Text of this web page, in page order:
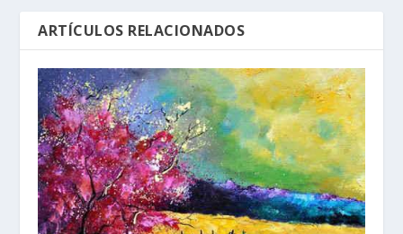
ARTÍCULOS RELACIONADOS